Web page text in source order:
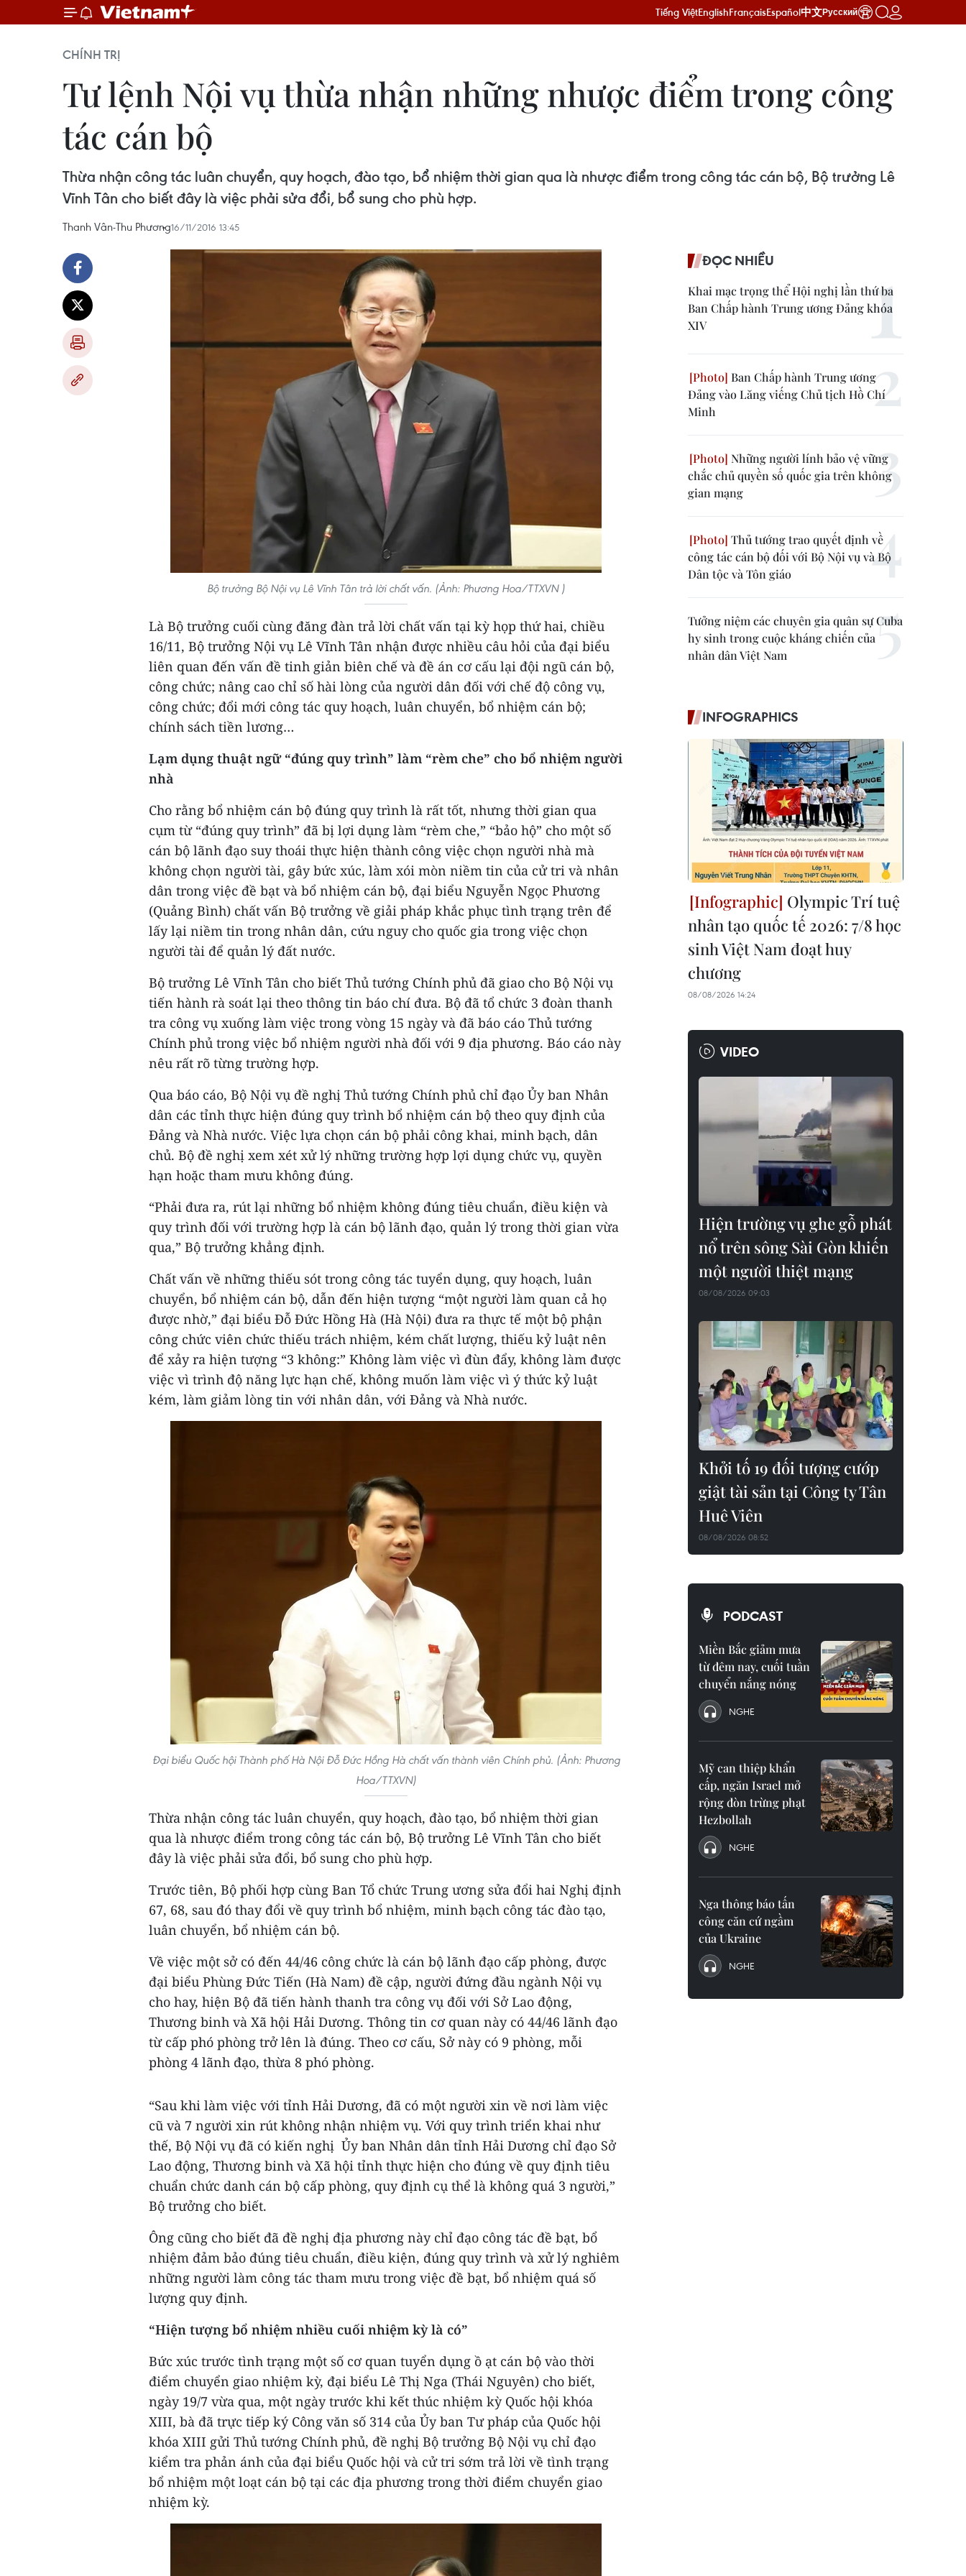
Tiếng ViệtEnglishFrançaisEspañol中文Русский
CHÍNH TRỊ
Tư lệnh Nội vụ thừa nhận những nhược điểm trong công
tác cán bộ
Thừa nhận công tác luân chuyển, quy hoạch, đào tạo, bổ nhiệm thời gian qua là nhược điểm trong công tác cán bộ, Bộ trưởng Lê
Vĩnh Tân cho biết đây là việc phải sửa đổi, bổ sung cho phù hợp.
Thanh Vân-Thu Phương16/11/2016 13:45
Bộ trưởng Bộ Nội vụ Lê Vĩnh Tân trả lời chất vấn. (Ảnh: Phương Hoa/TTXVN )
Là Bộ trưởng cuối cùng đăng đàn trả lời chất vấn tại kỳ họp thứ hai, chiều
16/11, Bộ trưởng Nội vụ Lê Vĩnh Tân nhận được nhiều câu hỏi của đại biểu
liên quan đến vấn đề tinh giản biên chế và đề án cơ cấu lại đội ngũ cán bộ,
công chức; nâng cao chỉ số hài lòng của người dân đối với chế độ công vụ,
công chức; đổi mới công tác quy hoạch, luân chuyển, bổ nhiệm cán bộ;
chính sách tiền lương…
Lạm dụng thuật ngữ “đúng quy trình” làm “rèm che” cho bổ nhiệm người
nhà
Cho rằng bổ nhiệm cán bộ đúng quy trình là rất tốt, nhưng thời gian qua
cụm từ “đúng quy trình” đã bị lợi dụng làm “rèm che,” “bảo hộ” cho một số
cán bộ lãnh đạo suy thoái thực hiện thành công việc chọn người nhà mà
không chọn người tài, gây bức xúc, làm xói mòn niềm tin của cử tri và nhân
dân trong việc đề bạt và bổ nhiệm cán bộ, đại biểu Nguyễn Ngọc Phương
(Quảng Bình) chất vấn Bộ trưởng về giải pháp khắc phục tình trạng trên để
lấy lại niềm tin trong nhân dân, cứu nguy cho quốc gia trong việc chọn
người tài để quản lý đất nước.
Bộ trưởng Lê Vĩnh Tân cho biết Thủ tướng Chính phủ đã giao cho Bộ Nội vụ
tiến hành rà soát lại theo thông tin báo chí đưa. Bộ đã tổ chức 3 đoàn thanh
tra công vụ xuống làm việc trong vòng 15 ngày và đã báo cáo Thủ tướng
Chính phủ trong việc bổ nhiệm người nhà đối với 9 địa phương. Báo cáo này
nêu rất rõ từng trường hợp.
Qua báo cáo, Bộ Nội vụ đề nghị Thủ tướng Chính phủ chỉ đạo Ủy ban Nhân
dân các tỉnh thực hiện đúng quy trình bổ nhiệm cán bộ theo quy định của
Đảng và Nhà nước. Việc lựa chọn cán bộ phải công khai, minh bạch, dân
chủ. Bộ đề nghị xem xét xử lý những trường hợp lợi dụng chức vụ, quyền
hạn hoặc tham mưu không đúng.
“Phải đưa ra, rút lại những bổ nhiệm không đúng tiêu chuẩn, điều kiện và
quy trình đối với trường hợp là cán bộ lãnh đạo, quản lý trong thời gian vừa
qua,” Bộ trưởng khẳng định.
Chất vấn về những thiếu sót trong công tác tuyển dụng, quy hoạch, luân
chuyển, bổ nhiệm cán bộ, dẫn đến hiện tượng “một người làm quan cả họ
được nhờ,” đại biểu Đỗ Đức Hồng Hà (Hà Nội) đưa ra thực tế một bộ phận
công chức viên chức thiếu trách nhiệm, kém chất lượng, thiếu kỷ luật nên
để xảy ra hiện tượng “3 không:” Không làm việc vì đùn đẩy, không làm được
việc vì trình độ năng lực hạn chế, không muốn làm việc vì ý thức kỷ luật
kém, làm giảm lòng tin với nhân dân, với Đảng và Nhà nước.
Đại biểu Quốc hội Thành phố Hà Nội Đỗ Đức Hồng Hà chất vấn thành viên Chính phủ. (Ảnh: Phương
Hoa/TTXVN)
Thừa nhận công tác luân chuyển, quy hoạch, đào tạo, bổ nhiệm thời gian
qua là nhược điểm trong công tác cán bộ, Bộ trưởng Lê Vĩnh Tân cho biết
đây là việc phải sửa đổi, bổ sung cho phù hợp.
Trước tiên, Bộ phối hợp cùng Ban Tổ chức Trung ương sửa đổi hai Nghị định
67, 68, sau đó thay đổi về quy trình bổ nhiệm, minh bạch công tác đào tạo,
luân chuyển, bổ nhiệm cán bộ.
Về việc một sở có đến 44/46 công chức là cán bộ lãnh đạo cấp phòng, được
đại biểu Phùng Đức Tiến (Hà Nam) đề cập, người đứng đầu ngành Nội vụ
cho hay, hiện Bộ đã tiến hành thanh tra công vụ đối với Sở Lao động,
Thương binh và Xã hội Hải Dương. Thông tin cơ quan này có 44/46 lãnh đạo
từ cấp phó phòng trở lên là đúng. Theo cơ cấu, Sở này có 9 phòng, mỗi
phòng 4 lãnh đạo, thừa 8 phó phòng.
“Sau khi làm việc với tỉnh Hải Dương, đã có một người xin về nơi làm việc
cũ và 7 người xin rút không nhận nhiệm vụ. Với quy trình triển khai như
thế, Bộ Nội vụ đã có kiến nghị Ủy ban Nhân dân tỉnh Hải Dương chỉ đạo Sở
Lao động, Thương binh và Xã hội tỉnh thực hiện cho đúng về quy định tiêu
chuẩn chức danh cán bộ cấp phòng, quy định cụ thể là không quá 3 người,”
Bộ trưởng cho biết.
Ông cũng cho biết đã đề nghị địa phương này chỉ đạo công tác đề bạt, bổ
nhiệm đảm bảo đúng tiêu chuẩn, điều kiện, đúng quy trình và xử lý nghiêm
những người làm công tác tham mưu trong việc đề bạt, bổ nhiệm quá số
lượng quy định.
“Hiện tượng bổ nhiệm nhiều cuối nhiệm kỳ là có”
Bức xúc trước tình trạng một số cơ quan tuyển dụng ồ ạt cán bộ vào thời
điểm chuyển giao nhiệm kỳ, đại biểu Lê Thị Nga (Thái Nguyên) cho biết,
ngày 19/7 vừa qua, một ngày trước khi kết thúc nhiệm kỳ Quốc hội khóa
XIII, bà đã trực tiếp ký Công văn số 314 của Ủy ban Tư pháp của Quốc hội
khóa XIII gửi Thủ tướng Chính phủ, đề nghị Bộ trưởng Bộ Nội vụ chỉ đạo
kiểm tra phản ánh của đại biểu Quốc hội và cử tri sớm trả lời về tình trạng
bổ nhiệm một loạt cán bộ tại các địa phương trong thời điểm chuyển giao
nhiệm kỳ.
ĐỌC NHIỀU
Khai mạc trọng thể Hội nghị lần thứ ba
Ban Chấp hành Trung ương Đảng khóa
XIV
Ban Chấp hành Trung ương
Đảng vào Lăng viếng Chủ tịch Hồ Chí
Minh
Những người lính bảo vệ vững
chắc chủ quyền số quốc gia trên không
gian mạng
Thủ tướng trao quyết định về
công tác cán bộ đối với Bộ Nội vụ và Bộ
Dân tộc và Tôn giáo
Tưởng niệm các chuyên gia quân sự Cuba
hy sinh trong cuộc kháng chiến của
nhân dân Việt Nam
INFOGRAPHICS
Olympic Trí tuệ
nhân tạo quốc tế 2026: 7/8 học
sinh Việt Nam đoạt huy
chương
08/08/2026 14:24
VIDEO
Hiện trường vụ ghe gỗ phát
nổ trên sông Sài Gòn khiến
một người thiệt mạng
08/08/2026 09:03
Khởi tố 19 đối tượng cướp
giật tài sản tại Công ty Tân
Huê Viên
08/08/2026 08:52
PODCAST
Miền Bắc giảm mưa
từ đêm nay, cuối tuần
chuyển nắng nóng
NGHE
Mỹ can thiệp khẩn
cấp, ngăn Israel mở
rộng đòn trừng phạt
Hezbollah
NGHE
Nga thông báo tấn
công căn cứ ngầm
của Ukraine
NGHE